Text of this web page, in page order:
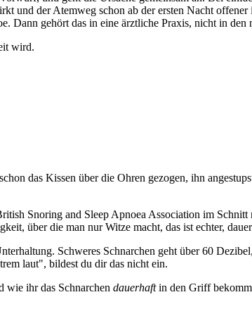
und der Atemweg schon ab der ersten Nacht offener
Dann gehört das in eine ärztliche Praxis, nicht in den
wird.
das Kissen über die Ohren gezogen, ihn
Snoring and Sleep Apnoea Association im
über die man nur Witze macht, das ist echter,
Schweres Schnarchen geht über 60
laut", bildest du dir das nicht ein.
wie ihr das Schnarchen dauerhaftin den Griff